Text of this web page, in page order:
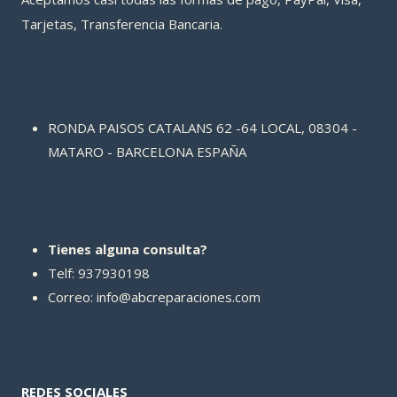
Tarjetas, Transferencia Bancaria.
RONDA PAISOS CATALANS 62 -64 LOCAL, 08304 -
MATARO - BARCELONA ESPAÑA
Tienes alguna consulta?
Telf: 937930198
Correo: info@abcreparaciones.com
REDES SOCIALES